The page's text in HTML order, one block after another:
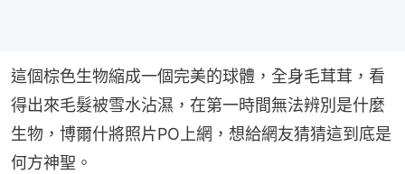
這個棕色生物縮成一個完美的球體，全身毛茸茸，看
得出來毛髮被雪水沾濕，在第一時間無法辨別是什麼
生物，博爾什將照片PO上網，想給網友猜猜這到底是
何方神聖。